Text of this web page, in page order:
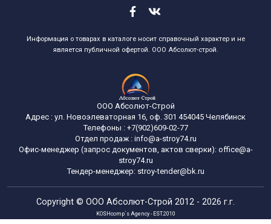
Информация о товарах в каталоге носит справочный характер и не
является публичной офертой. ООО Абсолют-строй.
ООО Абсолют-Строй
Адрес : ул. Новоэлеваторная 16, оф. 301 454045 Челябинск
Телефоны :+7(902)609-02-77
Отдел продаж : info@a-stroy74.ru
Офис-менеджер (запрос документов, актов сверки): office@a-
stroy74.ru
Тендер-менеджер: stroy-tender@bk.ru
Copyright © ООО Абсолют-Строй 2012 - 2026 г.г.
KOSHcomp`s Agency - EST.2010